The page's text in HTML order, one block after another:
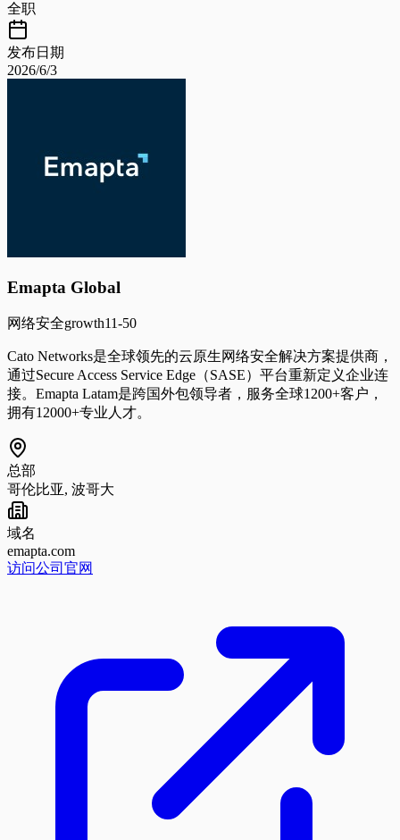
全职
发布日期
2026/6/3
Emapta Global
网络安全growth11-50
Cato Networks是全球领先的云原生网络安全解决方案提供商，
通过Secure Access Service Edge（SASE）平台重新定义企业连
接。Emapta Latam是跨国外包领导者，服务全球1200+客户，
拥有12000+专业人才。
总部
哥伦比亚, 波哥大
域名
emapta.com
访问公司官网